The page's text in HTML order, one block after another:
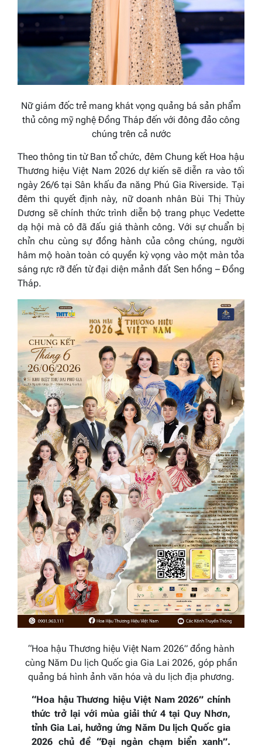
Nữ giám đốc trẻ mang khát vọng quảng bá sản phẩm
thủ công mỹ nghệ Đồng Tháp đến với đông đảo công
chúng trên cả nước
Theo thông tin từ Ban tổ chức, đêm Chung kết Hoa hậu
Thương hiệu Việt Nam 2026 dự kiến sẽ diễn ra vào tối
ngày 26/6 tại Sân khấu đa năng Phú Gia Riverside. Tại
đêm thi quyết định này, nữ doanh nhân Bùi Thị Thùy
Dương sẽ chính thức trình diễn bộ trang phục Vedette
dạ hội mà cô đã đấu giá thành công. Với sự chuẩn bị
chỉn chu cùng sự đồng hành của công chúng, người
hâm mộ hoàn toàn có quyền kỳ vọng vào một màn tỏa
sáng rực rỡ đến từ đại diện mảnh đất Sen hồng – Đồng
Tháp.
“Hoa hậu Thương hiệu Việt Nam 2026” đồng hành
cùng Năm Du lịch Quốc gia Gia Lai 2026, góp phần
quảng bá hình ảnh văn hóa và du lịch địa phương.
“Hoa hậu Thương hiệu Việt Nam 2026” chính
thức trở lại với mùa giải thứ 4 tại Quy Nhơn,
tỉnh Gia Lai, hưởng ứng Năm Du lịch Quốc gia
2026 chủ đề “Đại ngàn chạm biển xanh”.